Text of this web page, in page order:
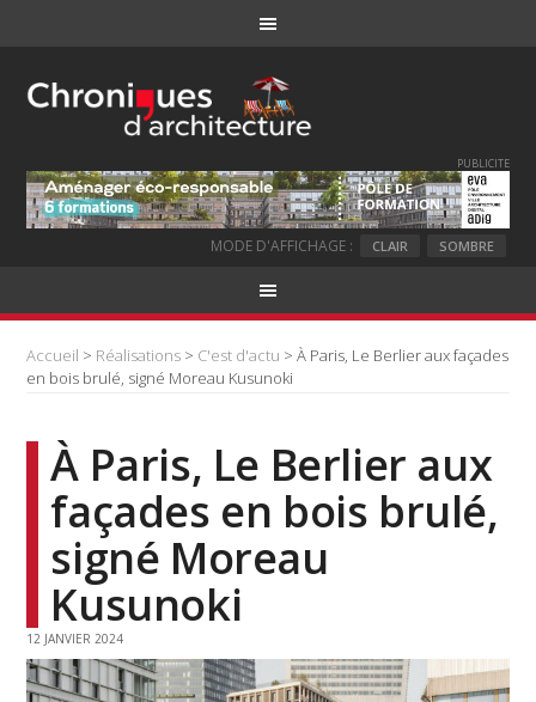
PUBLICITE
MODE D'AFFICHAGE : CLAIR SOMBRE
Accueil > Réalisations > C'est d'actu > À Paris, Le Berlier aux façades
en bois brulé, signé Moreau Kusunoki
À Paris, Le Berlier aux
façades en bois brulé,
signé Moreau
Kusunoki
12 JANVIER 2024